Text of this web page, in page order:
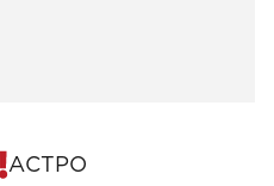
АСТРО